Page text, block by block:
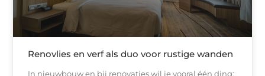
Renovlies en verf als duo voor rustige wanden
In nieuwbouw en bij renovaties wil je vooral één ding: